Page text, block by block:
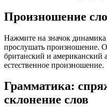
Произношение
Нажмите на значок
прослушать произношение.
британский и американский
естественное произношение.
Грамматика:
склонение слов